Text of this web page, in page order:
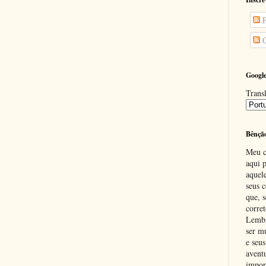
Meu
aqui
seus
que,
ser
e